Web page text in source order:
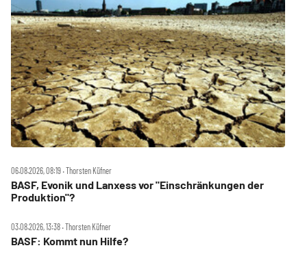
06.08.2026, 08:19 ‧ Thorsten Küfner
BASF, Evonik und Lanxess vor "Einschränkungen der
Produktion"?
03.08.2026, 13:38 ‧ Thorsten Küfner
BASF: Kommt nun Hilfe?